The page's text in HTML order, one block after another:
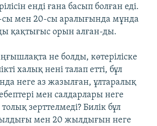
енді ғана басып болған еді.
мен 20-сы аралығында мұнда
қақтығыс орын алған-ды.
не болды, көтеріліске
халық нені талап етті, бұл
неге аз жазылған, ұлтаралық
мен салдарлары неге
зерттелмеді? Билік бұл
мен 20 жылдығын неге